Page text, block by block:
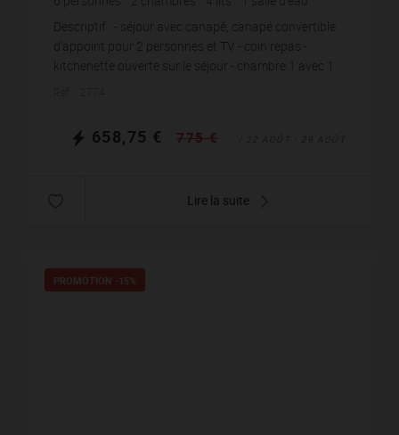
Descriptif : - séjour avec canapé, canapé convertible
d'appoint pour 2 personnes et TV - coin repas -
kitchenette ouverte sur le séjour - chambre 1 avec 1
658,75 € 775 €
Lire la suite
PROMOTION -15%